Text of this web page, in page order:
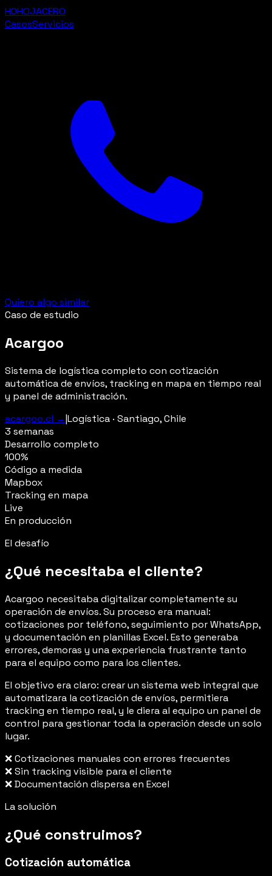
H0HOJACERO
CasosServicios
Quiero algo similar
Caso de estudio
Acargoo
Sistema de logística completo con cotización
automática de envíos, tracking en mapa en tiempo real
y panel de administración.
acargoo.cl →|Logística · Santiago, Chile
3 semanas
Desarrollo completo
100%
Código a medida
Mapbox
Tracking en mapa
Live
En producción
El desafío
¿Qué necesitaba el cliente?
Acargoo necesitaba digitalizar completamente su
operación de envíos. Su proceso era manual:
cotizaciones por teléfono, seguimiento por WhatsApp,
y documentación en planillas Excel. Esto generaba
errores, demoras y una experiencia frustrante tanto
para el equipo como para los clientes.
El objetivo era claro: crear un sistema web integral que
automatizara la cotización de envíos, permitiera
tracking en tiempo real, y le diera al equipo un panel de
control para gestionar toda la operación desde un solo
lugar.
❌Cotizaciones manuales con errores frecuentes
❌Sin tracking visible para el cliente
❌Documentación dispersa en Excel
La solución
¿Qué construimos?
Cotización automática